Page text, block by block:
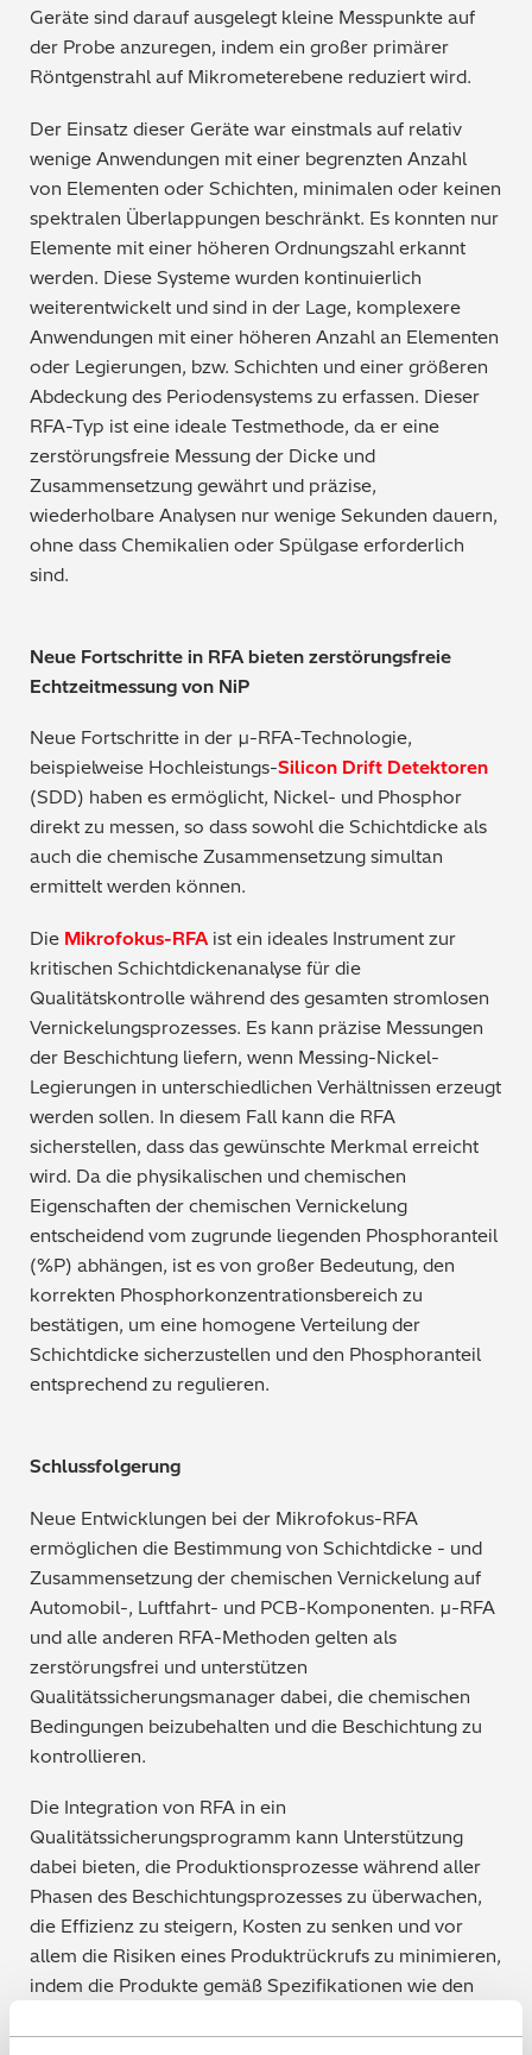
Geräte sind darauf ausgelegt kleine Messpunkte auf
der Probe anzuregen, indem ein großer primärer
Röntgenstrahl auf Mikrometerebene reduziert wird.
Der Einsatz dieser Geräte war einstmals auf relativ
wenige Anwendungen mit einer begrenzten Anzahl
von Elementen oder Schichten, minimalen oder keinen
spektralen Überlappungen beschränkt. Es konnten nur
Elemente mit einer höheren Ordnungszahl erkannt
werden. Diese Systeme wurden kontinuierlich
weiterentwickelt und sind in der Lage, komplexere
Anwendungen mit einer höheren Anzahl an Elementen
oder Legierungen, bzw. Schichten und einer größeren
Abdeckung des Periodensystems zu erfassen. Dieser
RFA-Typ ist eine ideale Testmethode, da er eine
zerstörungsfreie Messung der Dicke und
Zusammensetzung gewährt und präzise,
wiederholbare Analysen nur wenige Sekunden dauern,
ohne dass Chemikalien oder Spülgase erforderlich
sind.
Neue Fortschritte in RFA bieten zerstörungsfreie
Echtzeitmessung von NiP
Neue Fortschritte in der µ-RFA-Technologie,
beispielweise Hochleistungs-Silicon Drift Detektoren
(SDD) haben es ermöglicht, Nickel- und Phosphor
direkt zu messen, so dass sowohl die Schichtdicke als
auch die chemische Zusammensetzung simultan
ermittelt werden können.
Die Mikrofokus-RFAist ein ideales Instrument zur
kritischen Schichtdickenanalyse für die
Qualitätskontrolle während des gesamten stromlosen
Vernickelungsprozesses. Es kann präzise Messungen
der Beschichtung liefern, wenn Messing-Nickel-
Legierungen in unterschiedlichen Verhältnissen erzeugt
werden sollen. In diesem Fall kann die RFA
sicherstellen, dass das gewünschte Merkmal erreicht
wird. Da die physikalischen und chemischen
Eigenschaften der chemischen Vernickelung
entscheidend vom zugrunde liegenden Phosphoranteil
(%P) abhängen, ist es von großer Bedeutung, den
korrekten Phosphorkonzentrationsbereich zu
bestätigen, um eine homogene Verteilung der
Schichtdicke sicherzustellen und den Phosphoranteil
entsprechend zu regulieren.
Schlussfolgerung
Neue Entwicklungen bei der Mikrofokus-RFA
ermöglichen die Bestimmung von Schichtdicke - und
Zusammensetzung der chemischen Vernickelung auf
Automobil-, Luftfahrt- und PCB-Komponenten. µ-RFA
und alle anderen RFA-Methoden gelten als
zerstörungsfrei und unterstützen
Qualitätssicherungsmanager dabei, die chemischen
Bedingungen beizubehalten und die Beschichtung zu
kontrollieren.
Die Integration von RFA in ein
Qualitätssicherungsprogramm kann Unterstützung
dabei bieten, die Produktionsprozesse während aller
Phasen des Beschichtungsprozesses zu überwachen,
die Effizienz zu steigern, Kosten zu senken und vor
allem die Risiken eines Produktrückrufs zu minimieren,
indem die Produkte gemäß Spezifikationen wie den